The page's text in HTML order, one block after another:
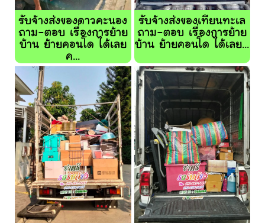
รับจ้างส่งของดาวคะนอง
ถาม-ตอบ เรื่องการย้าย
บ้าน ย้ายคอนโด ได้เลย
ค...
รับจ้างส่งของเทียนทะเล
ถาม-ตอบ เรื่องการย้าย
บ้าน ย้ายคอนโด ได้เลย...